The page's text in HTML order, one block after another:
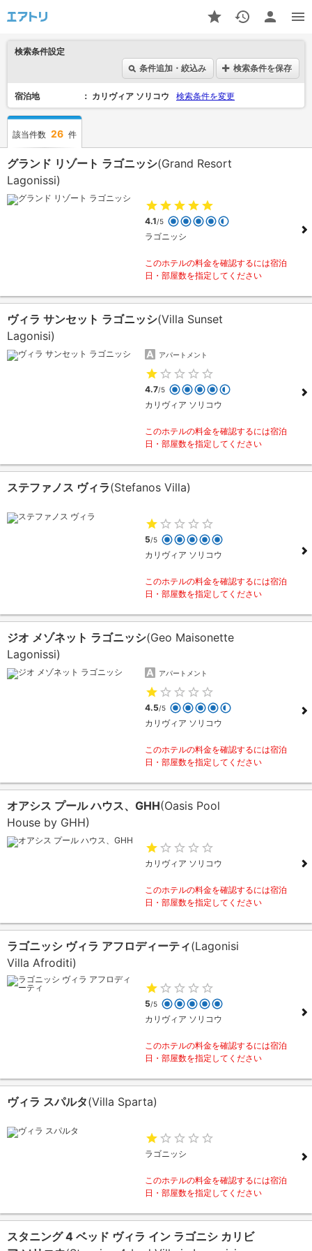
検索条件設定
条件追加・絞込み
検索条件を保存
宿泊地 カリヴィア ソリコウ 検索条件を変更
該当件数 26 件
グランド リゾート ラゴニッシ(Grand Resort
Lagonissi)
4.1/5
ラゴニッシ
このホテルの料金を確認するには宿泊
日・部屋数を指定してください
ヴィラ サンセット ラゴニッシ(Villa Sunset
Lagonisi)
アパートメント
4.7/5
カリヴィア ソリコウ
このホテルの料金を確認するには宿泊
日・部屋数を指定してください
ステファノス ヴィラ(Stefanos Villa)
5/5
カリヴィア ソリコウ
このホテルの料金を確認するには宿泊
日・部屋数を指定してください
ジオ メゾネット ラゴニッシ(Geo Maisonette
Lagonissi)
アパートメント
4.5/5
カリヴィア ソリコウ
このホテルの料金を確認するには宿泊
日・部屋数を指定してください
オアシス プール ハウス、GHH(Oasis Pool
House by GHH)
カリヴィア ソリコウ
このホテルの料金を確認するには宿泊
日・部屋数を指定してください
ラゴニッシ ヴィラ アフロディーティ(Lagonisi
Villa Afroditi)
5/5
カリヴィア ソリコウ
このホテルの料金を確認するには宿泊
日・部屋数を指定してください
ヴィラ スパルタ(Villa Sparta)
ラゴニッシ
このホテルの料金を確認するには宿泊
日・部屋数を指定してください
スタニング 4 ベッド ヴィラ イン ラゴニシ カリビ